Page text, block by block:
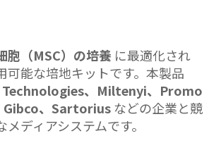
胞（MSC）の培養 に最適化され
可能な培地キットです。本製品
、Miltenyi、Promo
Gibco、Sartoriusなどの企業と競
ディアシステムです。